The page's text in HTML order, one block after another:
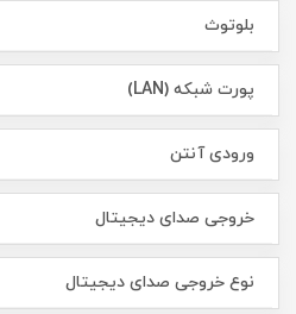
بلوتوث
پورت شبکه (LAN)
ورودی آنتن
خروجی صدای دیجیتال
نوع خروجی صدای دیجیتال